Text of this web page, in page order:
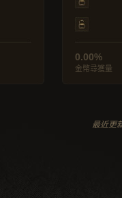
0.00%
金幣尋獲量
最近更